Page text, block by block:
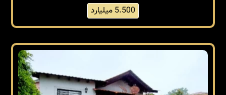
5.500 میلیارد